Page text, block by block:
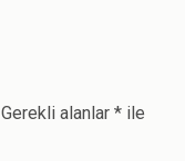
Gerekli alanlar * ile